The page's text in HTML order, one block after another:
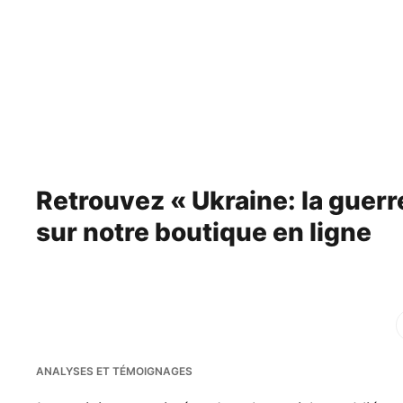
Retrouvez « Ukraine: la
sur notre boutique en ligne
ANALYSES ET TÉMOIGNAGES